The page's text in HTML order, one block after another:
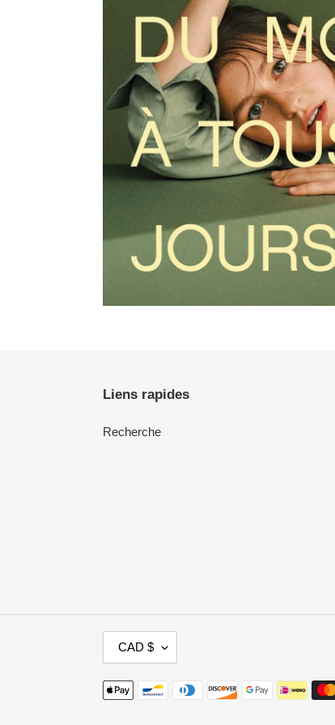
Liens rapides
Recherche
E
V
I
CAD $
Moyens